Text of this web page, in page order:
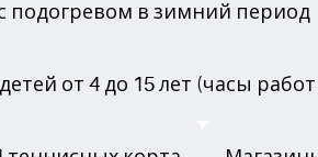
подогревом в зимний период
от 4 до 15 лет (часы